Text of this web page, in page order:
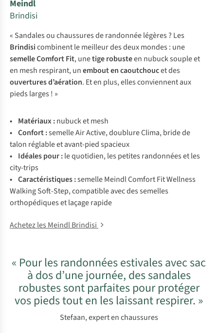
Meindl
Brindisi
« Sandales ou chaussures de randonnée légères ? Les
Brindisicombinent le meilleur des deux mondes : une
semelle Comfort Fit, unetige robusteen nubuck souple et
en mesh respirant, unembout en caoutchoucet des
ouvertures d’aération. Et en plus, elles conviennent aux
pieds larges ! »
• Matériaux :nubuck et mesh
• Confort :semelle Air Active, doublure Clima, bride de
talon réglable et avant-pied spacieux
• Idéales pour :le quotidien, les petites randonnées et les
city-trips
• Caractéristiques :semelle Meindl Comfort Fit Wellness
Walking Soft-Step, compatible avec des semelles
orthopédiques et laçage rapide
Achetez les Meindl Brindisi
« Pour les randonnées estivales avec sac
à dos d’une journée, des sandales
robustes sont parfaites pour protéger
vos pieds tout en les laissant respirer. »
Stefaan, expert en chaussures